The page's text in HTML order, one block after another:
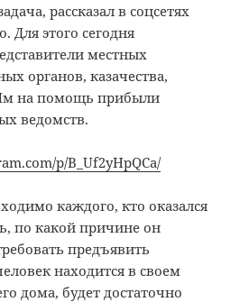
рассказал в соцсетях
Для этого сегодня
местных
органов, казачества,
на помощь прибыли
ведомств.
p/B_Uf2yHpQCa/
каждого, кто оказался
по какой причине он
предъявить
находится в своем
дома, будет достаточно